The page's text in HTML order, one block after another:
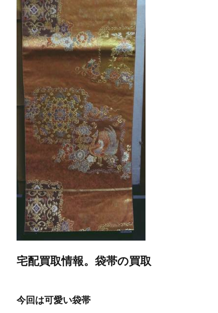
宅配買取情報。袋帯の買取
今回は可愛い袋帯